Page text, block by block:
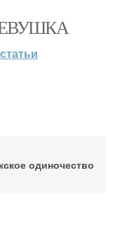
статьи
одиночество